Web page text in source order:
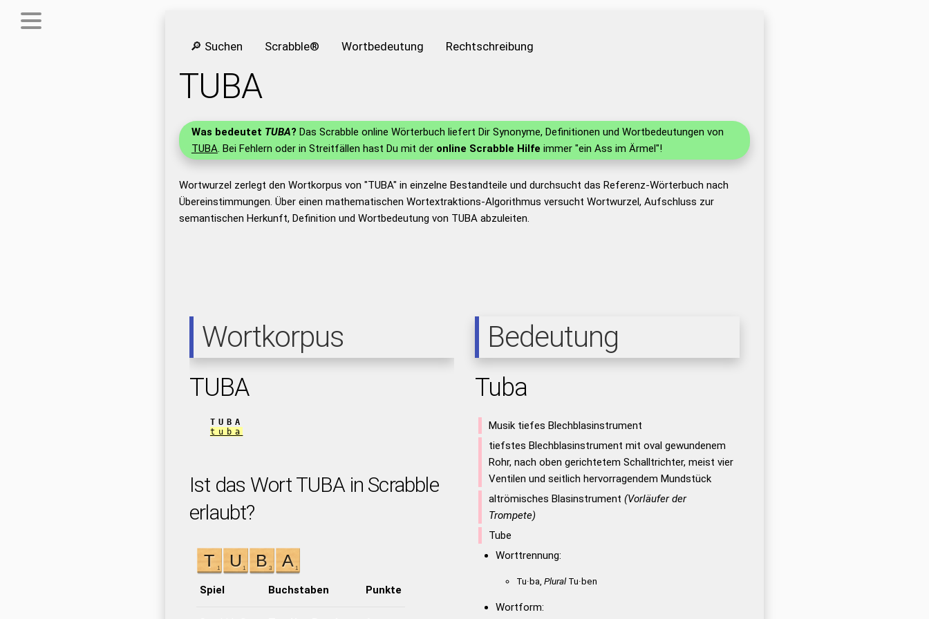
🔎 Suchen Scrabble® Wortbedeutung Rechtschreibung
TUBA
Was bedeutet TUBA? Das Scrabble online Wörterbuch liefert Dir Synonyme, Definitionen und Wortbedeutungen von
TUBA. Bei Fehlern oder in Streitfällen hast Du mit der online Scrabble Hilfe immer "ein Ass im Ärmel"!
Wortwurzel zerlegt den Wortkorpus von "TUBA" in einzelne Bestandteile und durchsucht das Referenz-Wörterbuch nach
Übereinstimmungen. Über einen mathematischen Wortextraktions-Algorithmus versucht Wortwurzel, Aufschluss zur
semantischen Herkunft, Definition und Wortbedeutung von TUBA abzuleiten.
Wortkorpus
TUBA
TUBA
tuba
Ist das Wort TUBA in Scrabble
erlaubt?
Spiel Buchstaben Punkte
Bedeutung
Tuba
Musik tiefes Blechblasinstrument
tiefstes Blechblasinstrument mit oval gewundenem
Rohr, nach oben gerichtetem Schalltrichter, meist vier
Ventilen und seitlich hervorragendem Mundstück
altrömisches Blasinstrument (Vorläufer der
Trompete)
Tube
Worttrennung:
Tu·ba, PluralTu·ben
Wortform: